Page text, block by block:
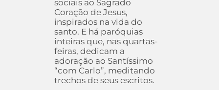
sociais ao Sagrado
Coração de Jesus,
inspirados na vida do
santo. E há paróquias
inteiras que, nas quartas-
feiras, dedicam a
adoração ao Santíssimo
“com Carlo”, meditando
trechos de seus escritos.